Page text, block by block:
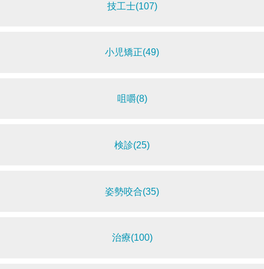
技工士(107)
小児矯正(49)
咀嚼(8)
検診(25)
姿勢咬合(35)
治療(100)